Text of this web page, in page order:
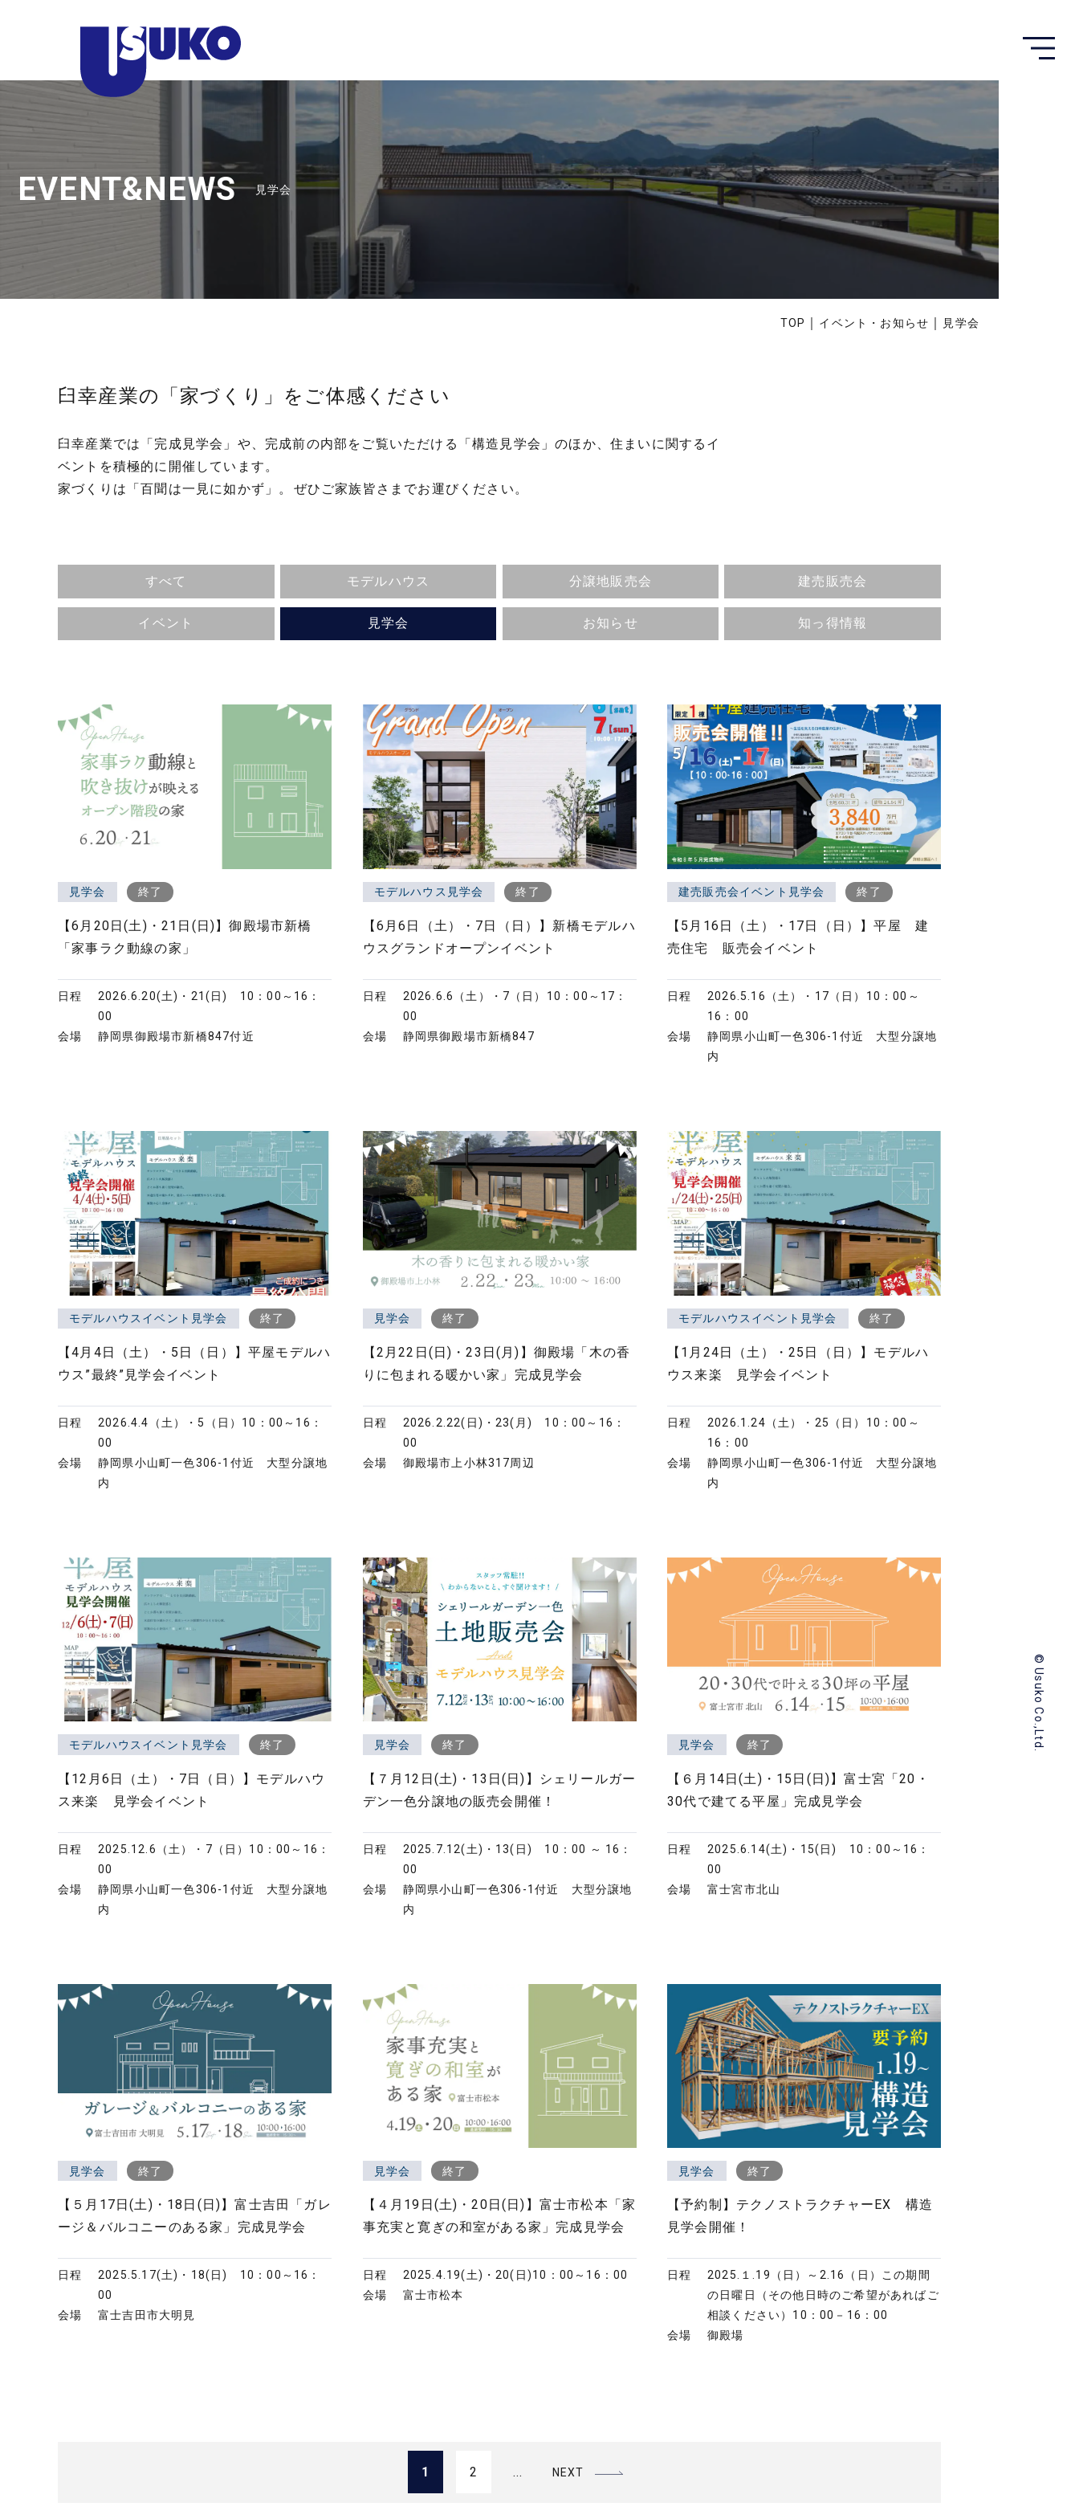
県
の
文
株
会
社
｜
部
新
宅・
リ
フ
ォ
建
土
工
事
メ
ニ
© Usuko Co.,Ltd.
EVENT&NEWS 見学会
TOP ｜ イベント・お知らせ ｜ 見学会
臼幸産業の「家づくり」をご体感ください
臼幸産業では「完成見学会」や、完成前の内部をご覧いただける「構造見学会」のほか、住まいに関するイ
ベントを積極的に開催しています。
家づくりは「百聞は一見に如かず」。 ぜひご家族皆さまでお運びください。
すべて モデルハウス 分譲地販売会 建売販売会
イベント 見学会 お知らせ 知っ得情報
見学会 終了
【6月20日(土)・21日(日)】御殿場市新橋
「家事ラク動線の家」
日程 2026.6.20(土)・21(日) 10：00～16：
00
会場
静岡県御殿場市新橋847付近
モデルハウス見学会 終了
【6月6日（土）・7日（日）】新橋モデルハ
ウスグランドオープンイベント
日程 2026.6.6（土）・7（日） 10：00～17：
00
会場
静岡県御殿場市新橋847
建売販売会イベント見学会 終了
【5月16日（土）・17日（日）】平屋 建
売住宅 販売会イベント
日程 2026.5.16（土）・17（日） 10：00～
16：00
会場
静岡県小山町一色306-1付近 大型分譲地
内
モデルハウスイベント見学会 終了
【4月4日（土）・5日（日）】平屋モデルハ
ウス”最終”見学会イベント
日程 2026.4.4（土）・5（日） 10：00～16：
00
会場
静岡県小山町一色306-1付近 大型分譲地
内
見学会 終了
【2月22日(日)・23日(月)】御殿場「木の香
りに包まれる暖かい家」完成見学会
日程 2026.2.22(日)・23(月) 10：00～16：
00
会場
御殿場市上小林317周辺
モデルハウスイベント見学会 終了
【1月24日（土）・25日（日）】モデルハ
ウス来楽 見学会イベント
日程 2026.1.24（土）・25（日） 10：00～
16：00
会場
静岡県小山町一色306-1付近 大型分譲地
内
モデルハウスイベント見学会 終了
【12月6日（土）・7日（日）】モデルハウ
ス来楽 見学会イベント
日程 2025.12.6（土）・7（日） 10：00～16：
00
会場
静岡県小山町一色306-1付近 大型分譲地
内
見学会 終了
【７月12日(土)・13日(日)】シェリールガー
デン一色分譲地の販売会開催！
日程 2025.7.12(土)・13(日) 10：00 ～ 16：
00
会場
静岡県小山町一色306-1付近 大型分譲地
内
見学会 終了
【６月14日(土)・15日(日)】富士宮「20・
30代で建てる平屋」完成見学会
日程 2025.6.14(土)・15(日) 10：00～16：
00
会場
富士宮市北山
見学会 終了
【５月17日(土)・18日(日)】富士吉田「ガレ
ージ＆バルコニーのある家」完成見学会
日程 2025.5.17(土)・18(日) 10：00～16：
00
会場
富士吉田市大明見
見学会 終了
【４月19日(土)・20日(日)】富士市松本「家
事充実と寛ぎの和室がある家」完成見学会
日程 2025.4.19(土)・20(日)10：00～16：00
会場
富士市松本
見学会 終了
【予約制】テクノストラクチャーEX 構造
見学会開催！
日程
2025.１.19（日）～2.16（日）この期間
の日曜日（その他日時のご希望があればご
相談ください） 10：00－16：00
会場
御殿場
1 2 ... NEXT